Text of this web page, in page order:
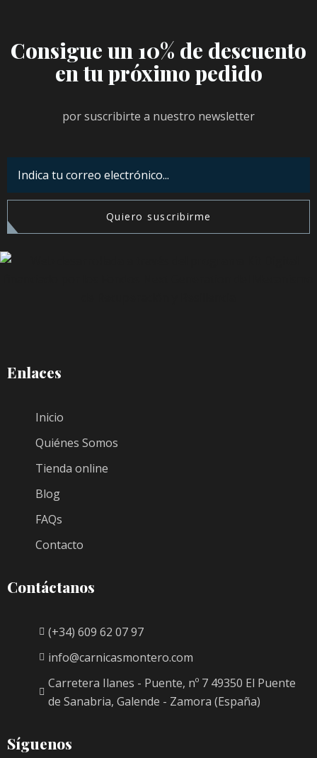
Consigue un 10% de descuento
en tu próximo pedido
por suscribirte a nuestro newsletter
Quiero suscribirme
Enlaces
Inicio
Quiénes Somos
Tienda online
Blog
FAQs
Contacto
Contáctanos
(+34) 609 62 07 97
info@carnicasmontero.com
Carretera Ilanes - Puente, nº 7 49350 El Puente
de Sanabria, Galende - Zamora (España)
Síguenos